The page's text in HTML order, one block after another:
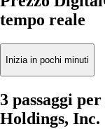
tempo reale
Inizia in pochi minuti
3 passaggi
Holdings, Inc.